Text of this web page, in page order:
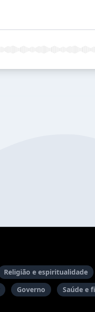
Religião e espiritualidade
Governo Saúde e